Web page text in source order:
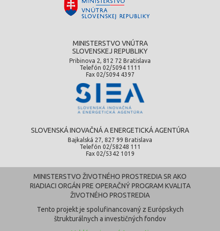
MINISTERSTVO VNÚTRA
SLOVENSKEJ REPUBLIKY
Pribinova 2, 812 72 Bratislava
Telefón 02/5094 1111
Fax 02/5094 4397
SLOVENSKÁ INOVAČNÁ A ENERGETICKÁ AGENTÚRA
Bajkalská 27, 827 99 Bratislava
Telefón 02/58248 111
Fax 02/5342 1019
MINISTERSTVO ŽIVOTNÉHO PROSTREDIA SR AKO
RIADIACI ORGÁN PRE OPERAČNÝ PROGRAM KVALITA
ŽIVOTNÉHO PROSTREDIA
Tento projekt je spolufinancovaný z Európskych
štrukturálnych a investičných fondov